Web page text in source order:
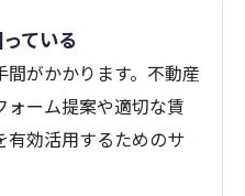
ている
がかかります。不動産
ォーム提案や適切な賃
有効活用するためのサ